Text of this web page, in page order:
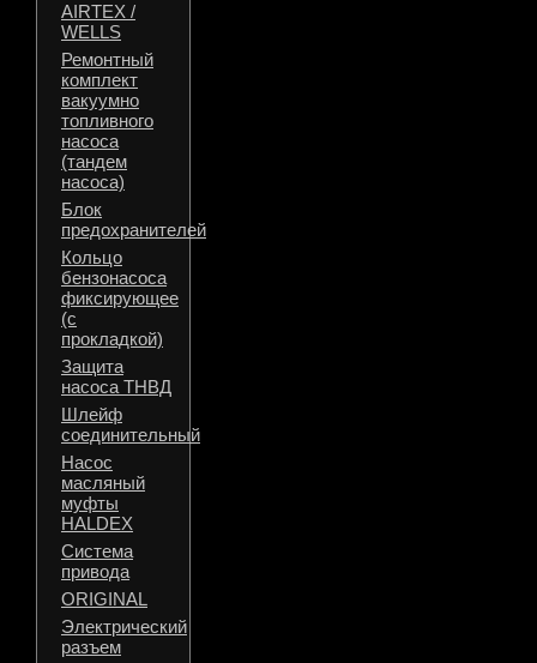
AIRTEX /
WELLS
Ремонтный
комплект
вакуумно
топливного
насоса
(тандем
насоса)
Блок
предохранителей
Кольцо
бензонасоса
фиксирующее
(с
прокладкой)
Защита
насоса ТНВД
Шлейф
соединительный
Насос
масляный
муфты
HALDEX
Система
привода
ORIGINAL
Электрический
разъем